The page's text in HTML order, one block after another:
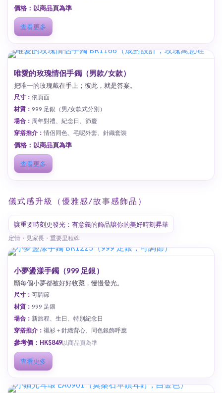
價格：以商品頁為準
查看更多
唯愛的玫瑰情侶手鐲（男款/女款）
把唯一的玫瑰戴在手上；彼此，就是答案。
尺寸： 依頁面
材質： 999 足銀（男/女款式分別）
場合： 周年對禮、紀念日、節慶
穿搭推介：情侶同色、毛呢外套、針織套裝
價格：以商品頁為準
查看更多
儀式感升級（優雅感/故事感飾品）
讓重要時刻更發光：有意義的飾品讓你的美好時刻昇華
定情・見家長・重要里程碑
小夢盪漾手鐲（999 足銀）
願每個小夢都被好好收藏，慢慢發光。
尺寸： 可調節
材質： 999 足銀
場合： 新旅程、生日、特別紀念日
穿搭推介： 襯衫＋針織背心、同色銀飾呼應
參考價：HK$849以商品頁為準
查看更多